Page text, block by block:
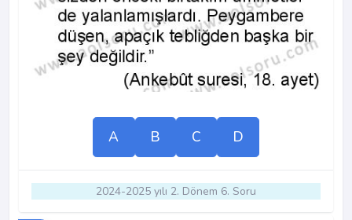
A B C D
2024-2025 yılı 2. Dönem 6. Soru